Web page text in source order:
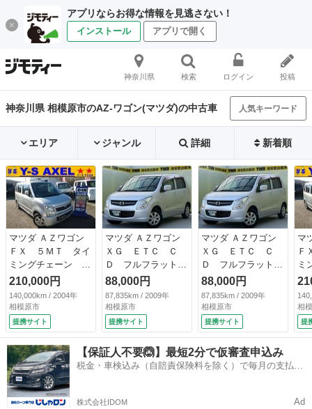
アプリならお得な情報を見逃さない！
インストール アプリで開く
神奈川県 検索 ログイン 投稿
神奈川県 相模原市のAZ-ワゴン(マツダ)の中古車 人気キーワード
エリア ジャンル 詳細 新着順
マツダ ＡＺワゴン
ＦＸ ５ＭＴ タイ
ミングチェーン Ｓ
ＤナビＴＶ ＥＴ
Ｃ キーレス アル
ミ （車検整備付）
210,000円
140,000km / 2004年
相模原市
提携サイト
マツダ ＡＺワゴン
ＸＧ ＥＴＣ Ｃ
Ｄ フルフラットシ
ート キーレスエン
トリー 運転席エア
バック 助手席エア
バック 盗難防止装
置 パワーステアリ
ング パワ－ウィン
ドウ ベンチシー
ト エアコンクーラ
88,000円
87,835km / 2009年
相模原市
提携サイト
マツダ ＡＺワゴン
ＸＧ ＥＴＣ Ｃ
Ｄ フルフラットシ
ート キーレスエン
トリー 運転席エア
バック 助手席エア
バック 盗難防止装
置 パワーステアリ
ング パワ－ウィン
ドウ ベンチシー
ト エアコンクーラ
88,000円
87,835km / 2009年
相模原市
提携サイト
マ
Ｆ
ミ
Ｄ
Ｃ
ミ
相
提
【保証人不要🙆】最短2分で仮審査申込み
税金・車検込み（自賠責保険料を除く）で毎月の支払額
株式会社IDOM Ad